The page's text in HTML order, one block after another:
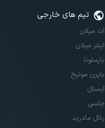
تیم های خارجی
آث میلان
اینتر میلان
بارسلونا
بایرن مونیخ
آرسنال
چلسی
رئال مادرید